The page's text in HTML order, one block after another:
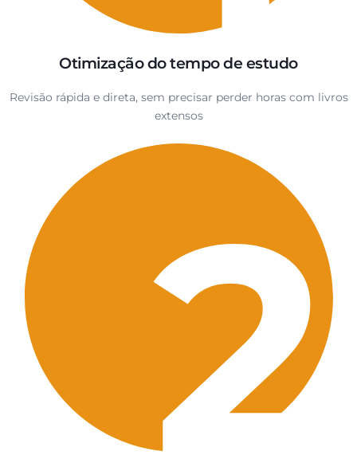
Otimização do tempo de estudo
Revisão rápida e direta, sem precisar perder horas com livros
extensos